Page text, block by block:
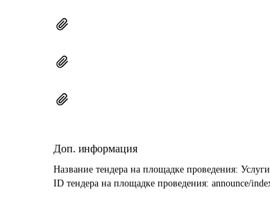
Доп. информация
Название тендера на площадке проведения:
ID тендера на площадке проведения: announce/